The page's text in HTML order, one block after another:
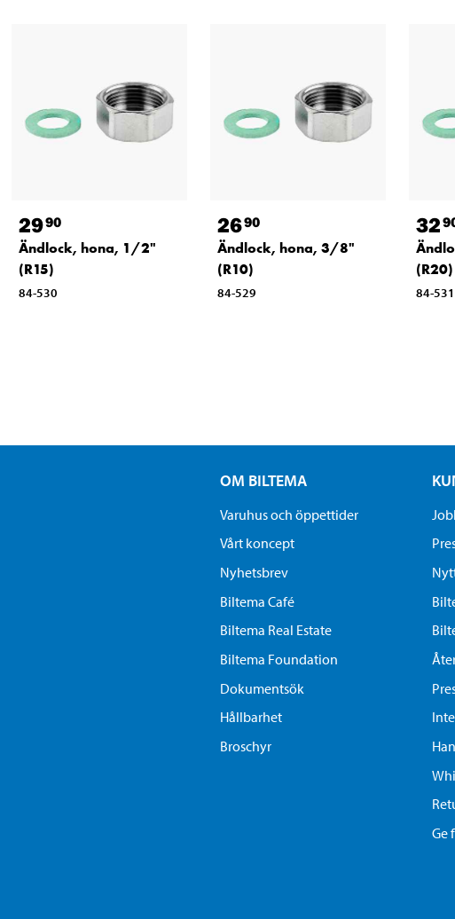
2990
Ändlock, hona, 1/2"
(R15)
84-530
2690
Ändlock, hona, 3/8"
(R10)
84-529
32
(R20)
84-531
OM BILTEMA
Varuhus och öppettider
Vårt koncept
Nyhetsbrev
Biltema Café
Biltema Real Estate
Biltema Foundation
Dokumentsök
Hållbarhet
Broschyr
Ge